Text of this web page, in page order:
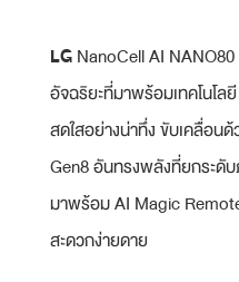
LGNanoCell AI
อัจฉริยะที่มาพร้อมเทคโนโ
สดใสอย่างน่าทึ่ง ขับเคลื่อนด้
Gen8 อันทรงพลังที่ยกระดั
มาพร้อม AI Magic
สะดวกง่ายดาย